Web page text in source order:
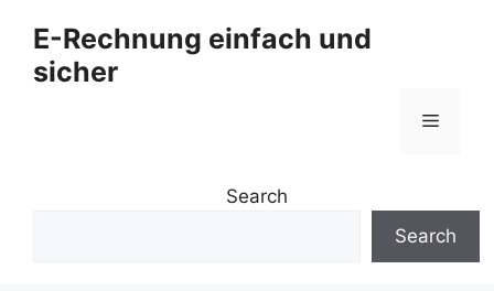
Inhalt
springen
E-Rechnung einfach und
sicher
Menü
Search
Search